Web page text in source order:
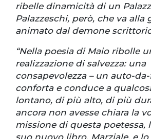
ribelle dinamicità di un
Palazzeschi, però, che va alla
animato dal demone
“Nella poesia di Maio ribolle
realizzazione di salvezza: una
consapevolezza – un auto-da-
conforta e conduce a
lontano, di più alto, di più
ancora non avesse chiara la
missione di questa poetessa,